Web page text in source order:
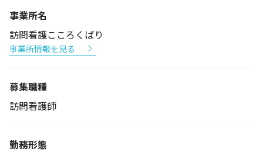
事業所名
訪問看護こころくばり
事業所情報を見る
募集職種
訪問看護師
勤務形態